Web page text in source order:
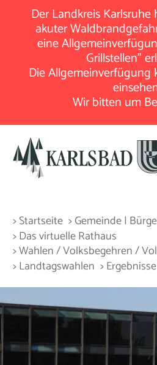
Der Landkreis
akuter
eine
Grillstellen"
Die Allgemeinverfügung
Wir bitten um
> Startseite > Gemeinde |
> Das virtuelle Rathaus
> Wahlen / Volksbegehren /
> Landtagswahlen >